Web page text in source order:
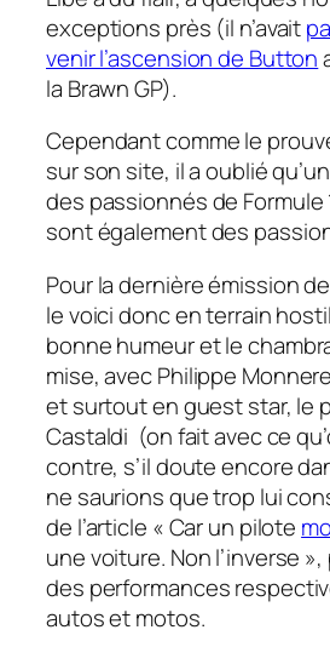
exceptions près (il n’avait
venir l’ascension de Button
la Brawn GP).
Cependant comme le
sur son site, il a oublié
des passionnés de Formule
sontégalementdes
Pour la dernière émission
le voici donc en terrain
bonne humeur et le
mise, avec Philippe
et surtout en guest star, le
Castaldi (on fait avec ce
contre, s’il doute encore
ne saurions que trop lui
de l’article « Car un pilote
une voiture. Non l’inverse
des performances
autos et motos.